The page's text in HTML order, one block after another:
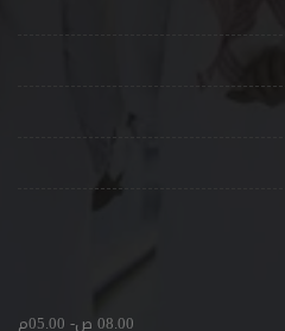
08.00 ص- 05.00م